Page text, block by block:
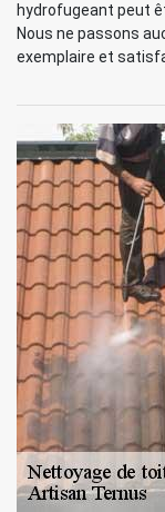
hydrofugeant peut
Nous ne passons
exemplaire et